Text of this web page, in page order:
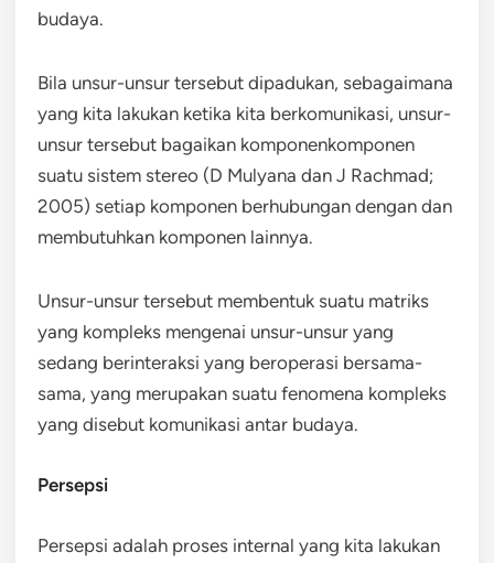
budaya.
Bila unsur-unsur tersebut dipadukan, sebagaimana
yang kita lakukan ketika kita berkomunikasi, unsur-
unsur tersebut bagaikan komponenkomponen
suatu sistem stereo (D Mulyana dan J Rachmad;
2005) setiap komponen berhubungan dengan dan
membutuhkan komponen lainnya.
Unsur-unsur tersebut membentuk suatu matriks
yang kompleks mengenai unsur-unsur yang
sedang berinteraksi yang beroperasi bersama-
sama, yang merupakan suatu fenomena kompleks
yang disebut komunikasi antar budaya.
Persepsi
Persepsi adalah proses internal yang kita lakukan